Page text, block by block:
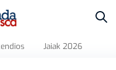
Jaiak 2026